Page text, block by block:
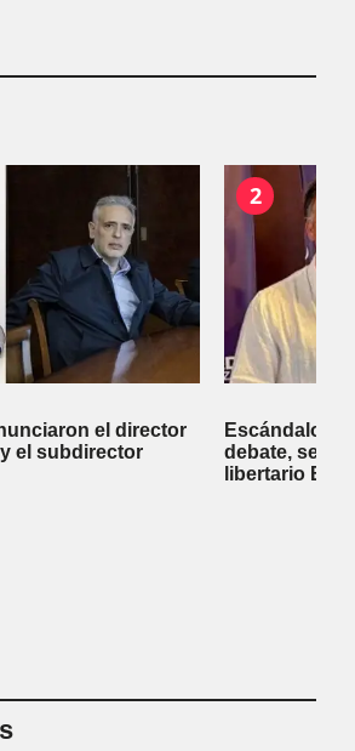
el director
el subdirector
2
Escándalo
debate, se
libertario